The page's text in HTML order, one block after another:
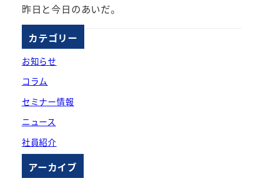
昨日と今日のあいだ。
カテゴリー
お知らせ
コラム
セミナー情報
ニュース
社員紹介
アーカイブ